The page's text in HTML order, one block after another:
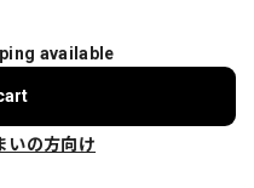
available
いの方向け